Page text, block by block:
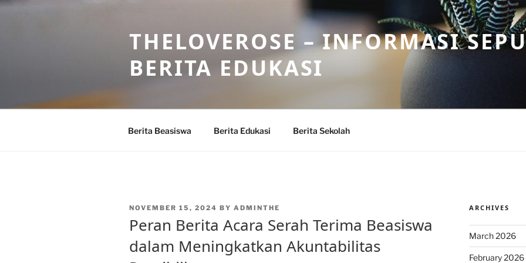
Skip
THELOVEROSE – INFORMASI
BERITA EDUKASI
Berita Beasiswa Berita Edukasi Berita Sekolah
POSTED
NOVEMBER 15, 2024 BY ADMINTHE
Peran Berita Acara Serah Terima Beasiswa
dalam Meningkatkan Akuntabilitas
ARCHIVES
March 2026
February 2026